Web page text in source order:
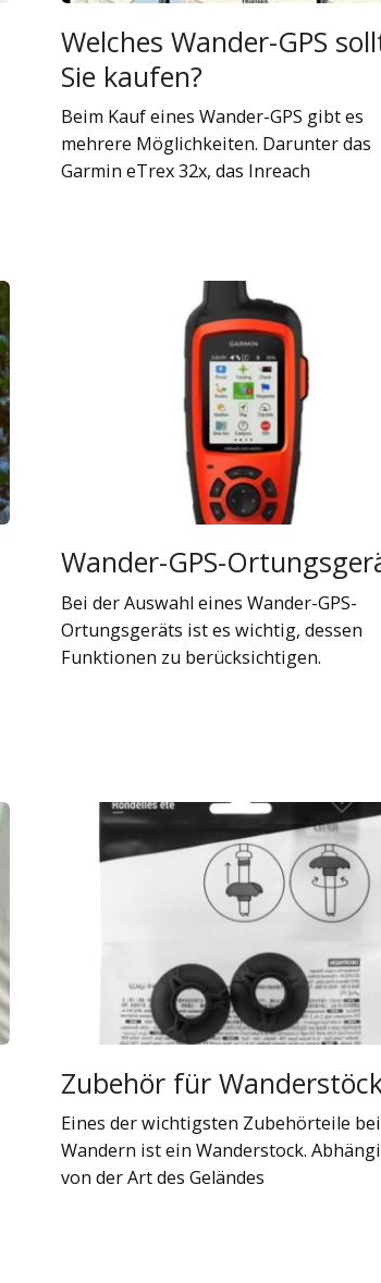
Welches Wander-GPS
Sie kaufen?
Beim Kauf eines Wander-GPS gibt es
mehrere Möglichkeiten. Darunter das
Garmin eTrex 32x, das Inreach
Wander-GPS-
Bei der Auswahl eines Wander-GPS-
Ortungsgeräts ist es wichtig, dessen
Funktionen zu berücksichtigen.
Zubehör für
Eines der wichtigsten Zubehörteile
Wandern ist ein Wanderstock.
von der Art des Geländes